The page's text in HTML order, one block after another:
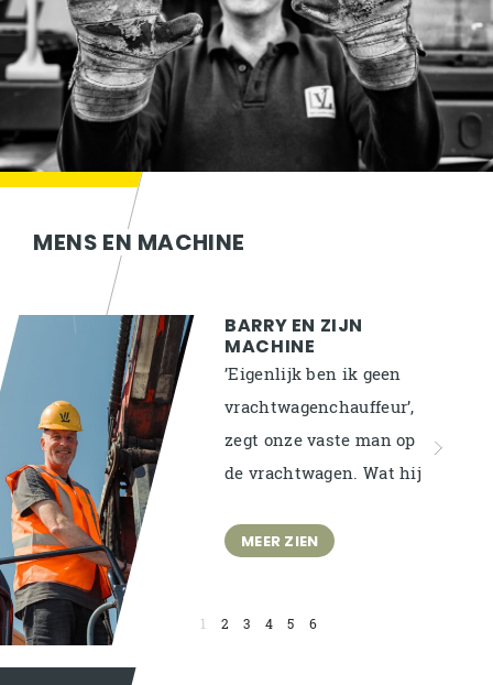
MENS EN MACHINE
BARRY EN ZIJN
MACHINE
’Eigenlijk ben ik geen
vrachtwagenchauffeur’,
zegt onze vaste man op
de vrachtwagen. Wat hij
bedoelt? Collega Barry...
MEER ZIEN